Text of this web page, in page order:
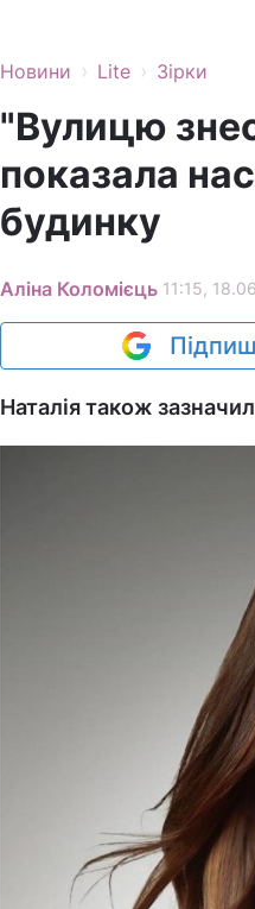
Новини › Lite › Зірки
"Вулицю
показала
будинку
Аліна Коломієць 11:15,
Наталія також